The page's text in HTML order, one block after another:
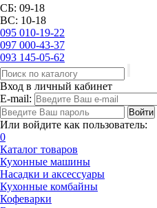
СБ: 09-18
ВС: 10-18
095 010-19-22
097 000-43-37
093 145-05-62
Вход в личный кабинет
E-mail:
Или войдите как пользователь:
0
Каталог товаров
Кухонные машины
Насадки и аксессуары
Кухонные комбайны
Кофеварки